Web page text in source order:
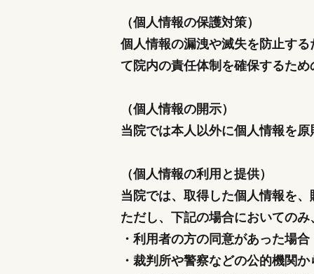
（個人情報の保護対策）
個人情報の漏洩や滅失を防止す
て院内の責任体制を確保するた
（個人情報の開示）
当院では本人以外に個人情報を
（個人情報の利用と提供）
当院では、取得した個人情報を
ただし、下記の場合においての
・利用者の方の同意があった場合
・裁判所や警察などの公的機関